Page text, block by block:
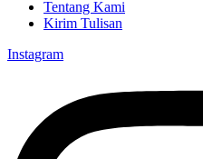
Tentang Kami
Kirim Tulisan
Instagram